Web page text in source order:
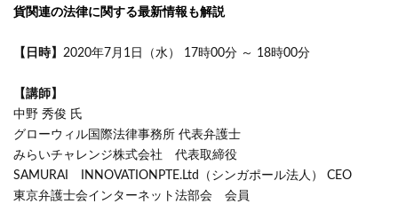
貨関連の法律に関する最新情報も解説
【日時】 2020年7月1日（水） 17時00分 ～ 18時00分
【講師】
中野 秀俊 氏
グローウィル国際法律事務所 代表弁護士
みらいチャレンジ株式会社 代表取締役
SAMURAI INNOVATIONPTE.Ltd（シンガポール法人） CEO
東京弁護士会インターネット法部会 会員